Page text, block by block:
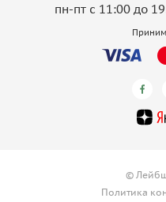
пн-пт с 11:00 до
©
Политика